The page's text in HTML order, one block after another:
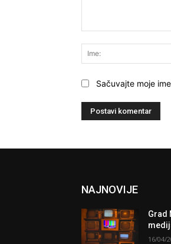
Sačuvajte moje
NAJNOVIJE
Grad
16/04/